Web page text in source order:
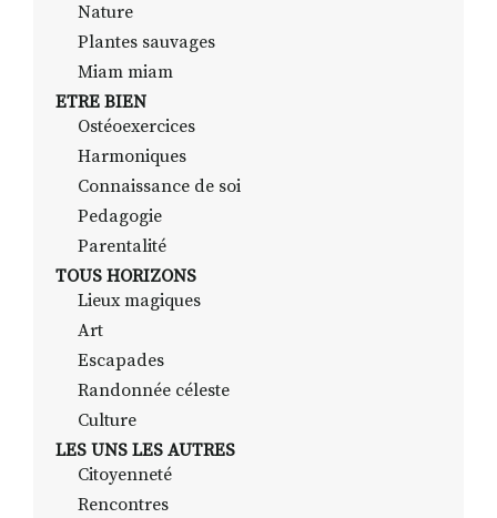
Nature
Plantes sauvages
Miam miam
ETRE BIEN
Ostéoexercices
Harmoniques
Connaissance de soi
Pedagogie
Parentalité
TOUS HORIZONS
Lieux magiques
Art
Escapades
Randonnée céleste
Culture
LES UNS LES AUTRES
Citoyenneté
Rencontres